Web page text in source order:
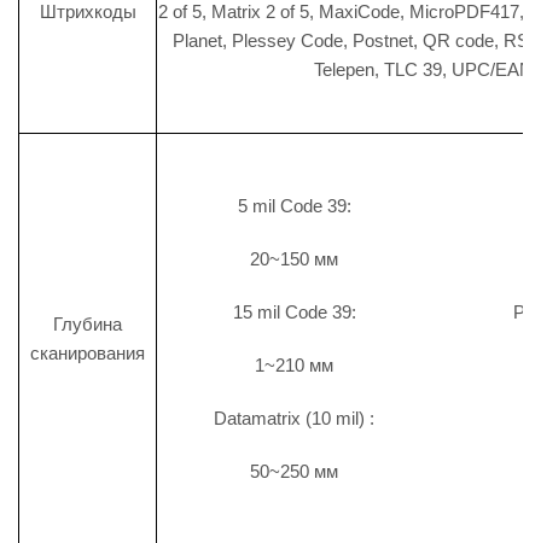
Штрихкоды
2 of 5, Matrix 2 of 5, MaxiCode, MicroPDF417,
Planet, Plessey Code, Postnet, QR code,
Telepen, TLC 39, UPC/EAN
Глубина
сканирования
5 mil Code 39:
20~150 мм
15 mil Code 39:
1~210 мм
Datamatrix (10 mil) :
50~250 мм